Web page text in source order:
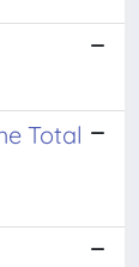
Total